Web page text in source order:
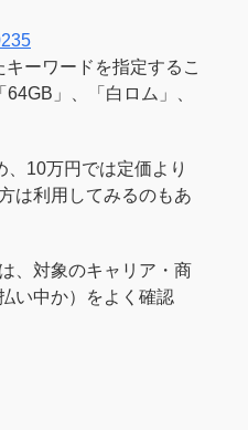
ーワードを指定するこ
」、「白ロム」、
10万円では定価より
は利用してみるのもあ
、対象のキャリア・商
い中か）をよく確認